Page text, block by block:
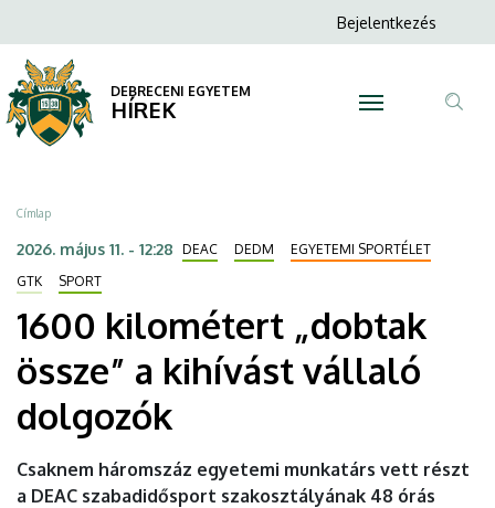
kilométert
„dobtak
össze”
a
kihívást
vállaló
dolgozók
DEBRECENI
EGYETEM
a
tartalomra
Anonim
menüje
Bejelentkezés
DEBRECENI EGYETEM
HÍREK
Morzsa
Címlap
2026. május 11. - 12:28 DEAC DEDM
EGYETEMI SPORTÉLET
GTK
SPORT
1600 kilométert „dobtak
össze” a kihívást vállaló
dolgozók
Csaknem háromszáz egyetemi munkatárs vett részt
a DEAC szabadidősport szakosztályának 48 órás